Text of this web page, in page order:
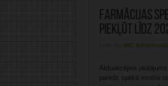
Farmācijas
piekļūt līdz
MIC
Aktualizējies
paredz spēkā esošie